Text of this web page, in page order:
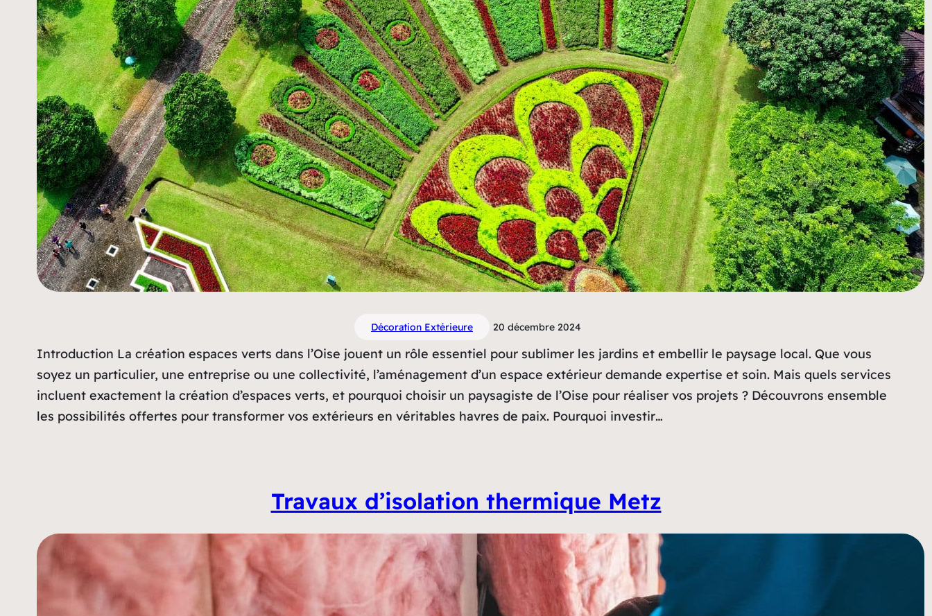
Décoration Extérieure 20 décembre 2024
Introduction La création espaces verts dans l’Oise jouent un rôle essentiel pour sublimer les jardins et embellir le paysage local. Que vous
soyez un particulier, une entreprise ou une collectivité, l’aménagement d’un espace extérieur demande expertise et soin. Mais quels services
incluent exactement la création d’espaces verts, et pourquoi choisir un paysagiste de l’Oise pour réaliser vos projets ? Découvrons ensemble
les possibilités offertes pour transformer vos extérieurs en véritables havres de paix. Pourquoi investir…
Travaux d’isolation thermique Metz